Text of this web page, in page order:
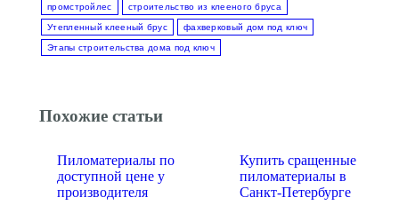
промстройлес строительство из клееного бруса
Утепленный клееный брус фахверковый дом под ключ
Этапы строительства дома под ключ
Похожие статьи
Пиломатериалы по
доступной цене у
производителя
Купить сращенные
пиломатериалы в
Санкт-Петербурге